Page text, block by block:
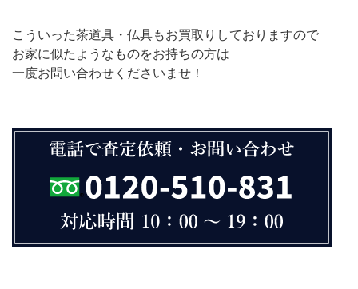
こういった茶道具・仏具もお買取りしておりますので
お家に似たようなものをお持ちの方は
一度お問い合わせくださいませ！